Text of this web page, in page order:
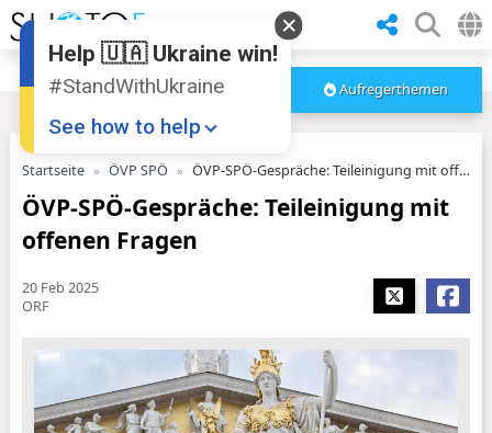
Aufregerthemen
Startseite ÖVP SPÖ ÖVP-SPÖ-Gespräche: Teileinigung mit offenen Fragen
ÖVP-SPÖ-Gespräche: Teileinigung mit
offenen Fragen
20 Feb 2025
ORF
Help 🇺🇦 Ukraine win!
#StandWithUkraine
See how to help
Support Ukraine
❤
Share this widget
📌